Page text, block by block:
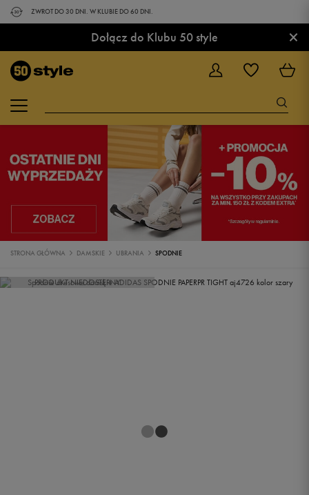
ZWROT DO 30 DNI. W KLUBIE DO 60 DNI.
Dołącz do Klubu 50 style ×
STRONA GŁÓWNA DAMSKIE UBRANIA SPODNIE
PRODUKT NIEDOSTĘPNY